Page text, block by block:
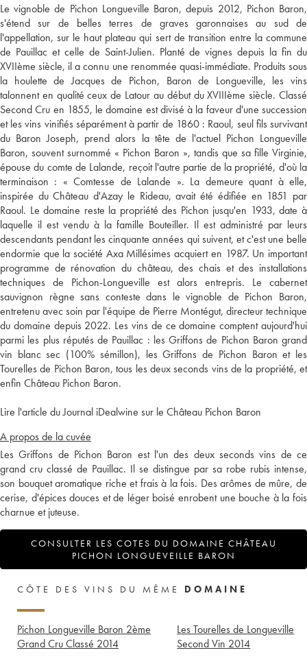
Le vignoble de Pichon Longueville Baron, depuis 2012, Pichon Baron,
s'étend sur de belles terres de graves garonnaises au sud de
l'appellation, sur le haut plateau qui sert de transition entre la commune
de Pauillac et celle de Saint-Julien. Planté de vignes depuis la fin du
XVIIème siècle, il a connu une renommée quasi-immédiate. Produits sous
la houlette de Jacques de Pichon, Baron de Longueville, les vins
talonnent en qualité ceux de Latour au début du XVIIIème siècle. Classé
Second Cru en 1855, le domaine est divisé à la faveur d'une succession
et les vins vinifiés séparément à partir de 1860 : Raoul, seul fils survivant
du Baron Joseph, prend alors la tête de l'actuel Pichon Longueville
Baron, souvent surnommé « Pichon Baron », tandis que sa fille Virginie,
épouse du comte de Lalande, reçoit l'autre partie de la propriété, d'où la
terminaison : « Comtesse de Lalande ». La demeure quant à elle,
inspirée du Château d'Azay le Rideau, avait été édifiée en 1851 par
Raoul. Le domaine reste la propriété des Pichon jusqu'en 1933, date à
laquelle il est vendu à la famille Bouteiller. Il est administré par leurs
descendants pendant les cinquante années qui suivent, et c'est une belle
endormie que la société Axa Millésimes acquiert en 1987. Un important
programme de rénovation du château, des chais et des installations
techniques de Pichon-Longueville est alors entrepris. Le cabernet
sauvignon règne sans conteste dans le vignoble de Pichon Baron,
entretenu avec soin par l'équipe de Pierre Montégut, directeur technique
du domaine depuis 2022. Les vins de ce domaine comptent aujourd'hui
parmi les plus réputés de Pauillac : les Griffons de Pichon Baron grand
vin blanc sec (100% sémillon), les Griffons de Pichon Baron et les
Tourelles de Pichon Baron, tous les deux seconds vins de la propriété, et
enfin Château Pichon Baron.
Lire l'article du Journal iDealwine sur le Château Pichon Baron
A propos de la cuvée
Les Griffons de Pichon Baron est l'un des deux seconds vins de ce
grand cru classé de Pauillac. Il se distingue par sa robe rubis intense,
son bouquet aromatique riche et frais à la fois. Des arômes de mûre, de
cerise, d'épices douces et de léger boisé enrobent une bouche à la fois
charnue et juteuse.
CONSULTER LES COTES DU DOMAINE CHÂTEAU
PICHON LONGUEVEILLE BARON
CÔTE DES VINS DU MÊME DOMAINE
Pichon Longueville Baron 2ème
Grand Cru Classé 2014
Les Tourelles de Longueville
Second Vin 2014